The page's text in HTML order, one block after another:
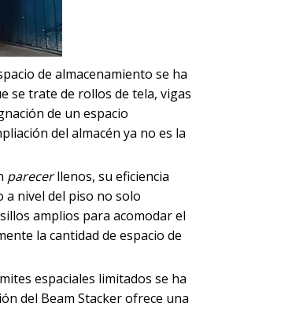
de almacenamiento se ha
se trate de rollos de tela, vigas
de un espacio
del almacén ya no es la
parecerllenos, su eficiencia
a nivel del piso no solo
amplios para acomodar el
la cantidad de espacio de
espaciales limitados se ha
del Beam Stacker ofrece una